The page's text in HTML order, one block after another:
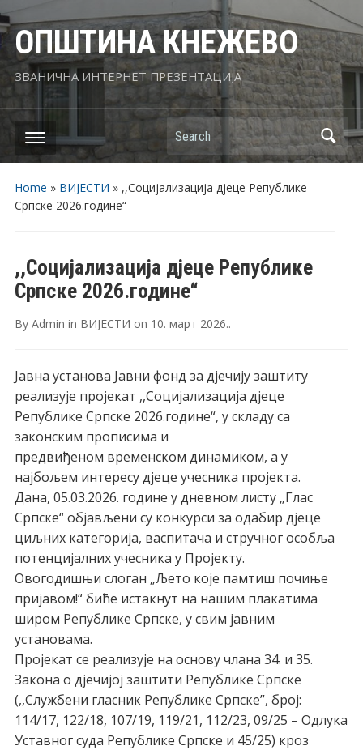
ОПШТИНА КНЕЖЕВО
ЗВАНИЧНА ИНТЕРНЕТ ПРЕЗЕНТАЦИЈА
Search
Home » ВИЈЕСТИ » ,,Социјализација дјеце Републике
Српске 2026.године“
,,Социјализација дјеце Републике
Српске 2026.године“
By Admin in ВИЈЕСТИ on 10. март 2026..
Jавна установа Јавни фонд за дјечију заштиту
реализује пројекат ,,Социјализација дјеце
Републике Српске 2026.године“, у складу са
законским прописима и
предвиђеном временском динамиком, а у
најбољем интересу дјеце учесника пројекта.
Дана, 05.03.2026. године у дневном листу „Глас
Српске“ објављени су конкурси за одабир дјеце
циљних категорија, васпитача и стручног особља
потенцијалних учесника у Пројекту.
Овогодишњи слоган „Љето које памтиш почиње
пријавом!“ биће истакнут на нашим плакатима
широм Републике Српске, у свим јавним
установама.
Пројекат се реализује на основу члана 34. и 35.
Закона о дјечијој заштити Републике Српске
(,,Службени гласник Републике Српске”, број:
114/17, 122/18, 107/19, 119/21, 112/23, 09/25 – Одлука
Уставног суда Републике Српске и 45/25) кроз